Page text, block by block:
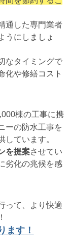
通した専門業者
うにしましょ
なタイミングで
化や修繕コスト
棟の工事に携
ーの防水工事を
ています。
を提案させてい
劣化の兆候を感
って、より快適
ます！